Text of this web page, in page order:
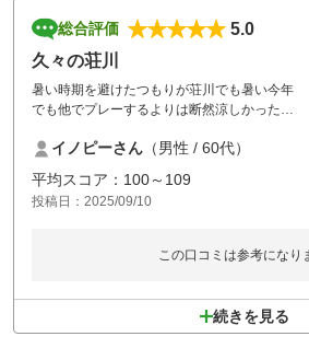
総合評価
5.0
久々の荘川
暑い時期を避けたつもりが荘川でも暑い今年
でも他でプレーするよりは断然涼しかった
満足のいくプレーが出来ました。
イノピーさん （男性 / 60代）
平均スコア：100～109
投稿日：2025/09/10
この口コミは参考になり
続きを見る